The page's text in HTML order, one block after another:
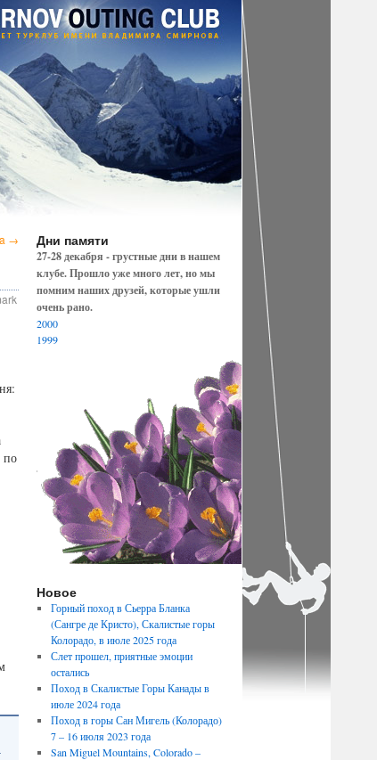
→
по
Дни памяти
27-28 декабря - грустные дни в нашем
клубе. Прошло уже много лет, но мы
помним наших друзей, которые ушли
очень рано.
2000
1999
Новое
Горный поход в Сьерра Бланка
(Сангре де Кристо), Скалистые горы
Колорадо, в июле 2025 года
Слет прошел, приятные эмоции
остались
Поход в Скалистые Горы Канады в
июле 2024 года
Поход в горы Сан Мигель (Колорадо)
7 – 16 июля 2023 года
San Miguel Mountains, Colorado –